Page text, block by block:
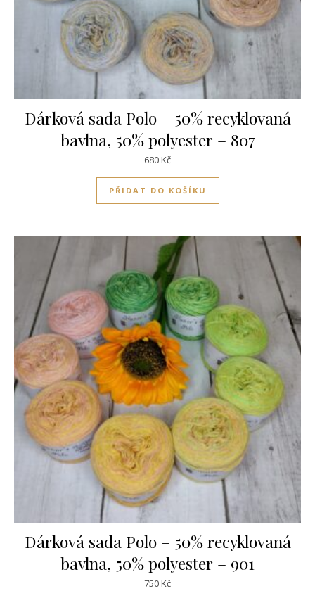
Dárková sada Polo – 50% recyklovaná
bavlna, 50% polyester – 807
680Kč
PŘIDAT DO KOŠÍKU
Dárková sada Polo – 50% recyklovaná
bavlna, 50% polyester – 901
750Kč